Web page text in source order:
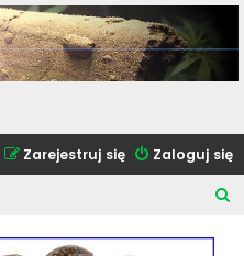
Zaloguj się
Zarejestruj się